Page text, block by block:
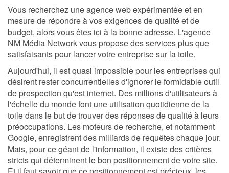
Vous recherchez une agence web expérimentée et en
mesure de répondre à vos exigences de qualité et de
budget, alors vous êtes ici à la bonne adresse. L'agence
NM Média Network vous propose des services plus que
satisfaisants pour lancer votre entreprise sur la toile.
Aujourd'hui, il est quasi impossible pour les entreprises qui
désirent rester concurrentielles d'ignorer le formidable outil
de prospection qu'est internet. Des millions d'utilisateurs à
l'échelle du monde font une utilisation quotidienne de la
toile dans le but de trouver des réponses de qualité à leurs
préoccupations. Les moteurs de recherche, et notamment
Google, enregistrent des milliards de requêtes chaque jour.
Mais, pour ce géant de l'information, il existe des critères
stricts qui déterminent le bon positionnement de votre site.